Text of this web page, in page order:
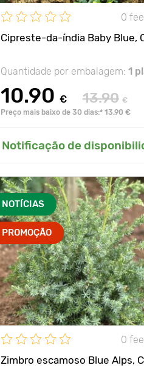
0
Cipreste-da-índia Baby Blue,
Quantidade por embalagem: 1
10.90 € 13.90 €
Preço mais baixo de 30 dias:* 13.90 €
Notificação de
Adicionar ao meu
NOTÍCIAS
PROMOÇÃO
0
Zimbro escamoso Blue Alps,